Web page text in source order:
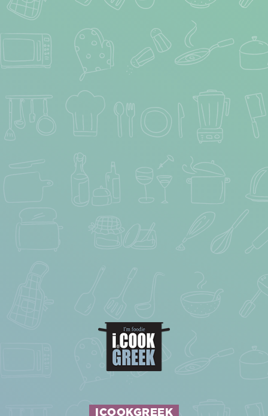
ICOOKGREEK